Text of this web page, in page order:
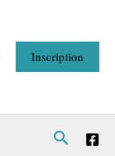
Inscription